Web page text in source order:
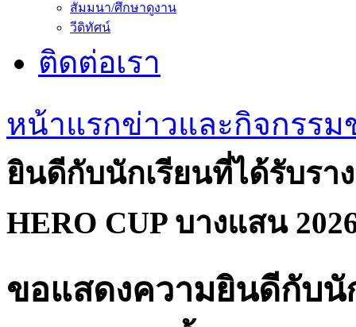
สัมมนา/ศึกษาดูงาน
วีดิทัศน์
ติดต่อเรา
หน้าแรกข่าวและกิจกรรม
ยินดีกับนักเรียนที่ได้รับรา
HERO CUP บางแสน
ขอแสดงความยินดีกับนั